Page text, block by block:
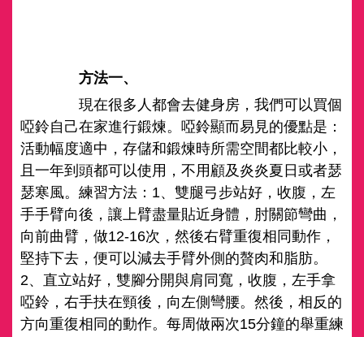
方法一、
現在很多人都會去健身房，我們可以買個
啞鈴自己在家進行鍛煉。啞鈴顯而易見的優點是：
活動幅度適中，存儲和鍛煉時所需空間都比較小，
且一年到頭都可以使用，不用顧及炎炎夏日或者瑟
瑟寒風。練習方法：1、雙腿弓步站好，收腹，左
手手臂向後，讓上臂盡量貼近身體，肘關節彎曲，
向前曲臂，做12-16次，然後右臂重復相同動作，
堅持下去，便可以減去手臂外側的贅肉和脂肪。
2、直立站好，雙腳分開與肩同寬，收腹，左手拿
啞鈴，右手扶在頸後，向左側彎腰。然後，相反的
方向重復相同的動作。每周做兩次15分鐘的舉重練